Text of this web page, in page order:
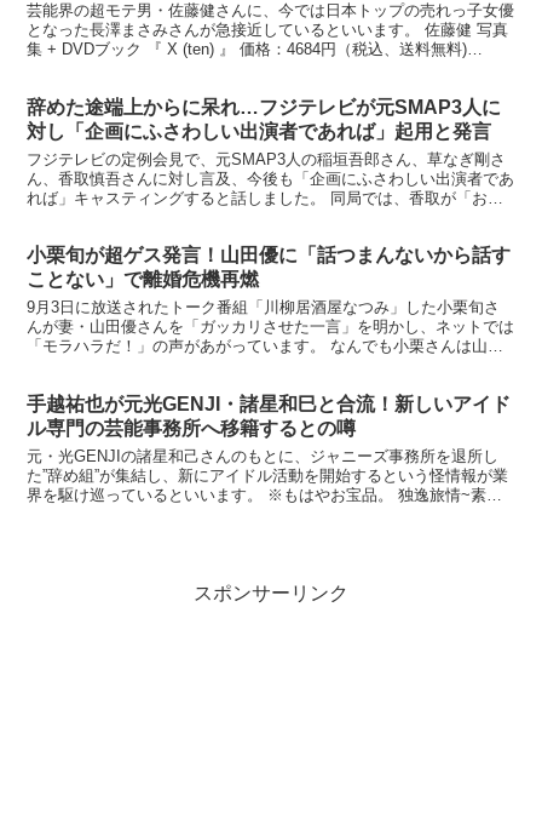
芸能界の超モテ男・佐藤健さんに、今では日本トップの売れっ子女優
となった長澤まさみさんが急接近しているといいます。 佐藤健 写真
集 + DVDブック 『 X (ten) 』 価格：4684円（税込、送料無料)
辞めた途端上からに呆れ…フジテレビが元SMAP3人に
対し「企画にふさわしい出演者であれば」起用と発言
フジテレビの定例会見で、元SMAP3人の稲垣吾郎さん、草なぎ剛さ
ん、香取慎吾さんに対し言及、今後も「企画にふさわしい出演者であ
れば」キャスティングすると話しました。 同局では、香取が「おじ
小栗旬が超ゲス発言！山田優に「話つまんないから話す
ことない」で離婚危機再燃
9月3日に放送されたトーク番組「川柳居酒屋なつみ」した小栗旬さ
んが妻・山田優さんを「ガッカリさせた一言」を明かし、ネットでは
「モラハラだ！」の声があがっています。 なんでも小栗さんは山田
手越祐也が元光GENJI・諸星和巳と合流！新しいアイド
ル専門の芸能事務所へ移籍するとの噂
元・光GENJIの諸星和己さんのもとに、ジャニーズ事務所を退所し
た”辞め組”が集結し、新にアイドル活動を開始するという怪情報が業
界を駆け巡っているといいます。 ※もはやお宝品。 独逸旅情~素顔
スポンサーリンク